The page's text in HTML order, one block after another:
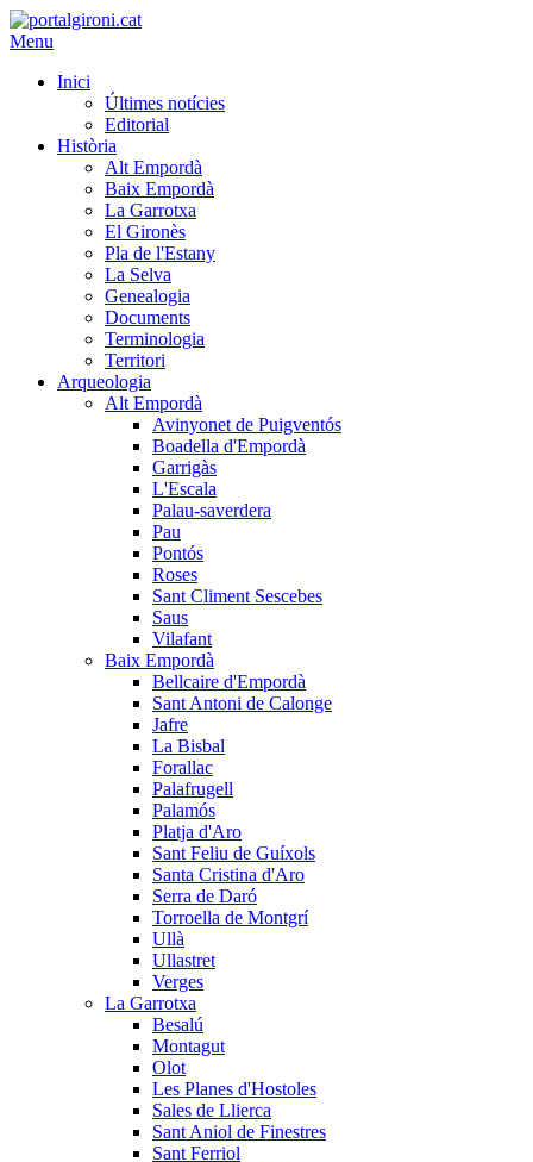
Menu
Inici
Últimes notícies
Editorial
Història
Alt Empordà
Baix Empordà
La Garrotxa
El Gironès
Pla de l'Estany
La Selva
Genealogia
Documents
Terminologia
Territori
Arqueologia
Alt Empordà
Avinyonet de Puigventós
Boadella d'Empordà
Garrigàs
L'Escala
Palau-saverdera
Pau
Pontós
Roses
Sant Climent Sescebes
Saus
Vilafant
Baix Empordà
Bellcaire d'Empordà
Sant Antoni de Calonge
Jafre
La Bisbal
Forallac
Palafrugell
Palamós
Platja d'Aro
Sant Feliu de Guíxols
Santa Cristina d'Aro
Serra de Daró
Torroella de Montgrí
Ullà
Ullastret
Verges
La Garrotxa
Besalú
Montagut
Olot
Les Planes d'Hostoles
Sales de Llierca
Sant Aniol de Finestres
Sant Ferriol